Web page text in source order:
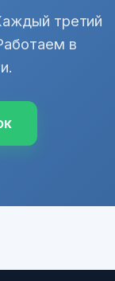
третий
в